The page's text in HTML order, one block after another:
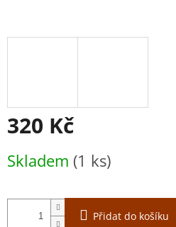
320 Kč
cena:
Skladem (1 ks)
Přidat do košíku